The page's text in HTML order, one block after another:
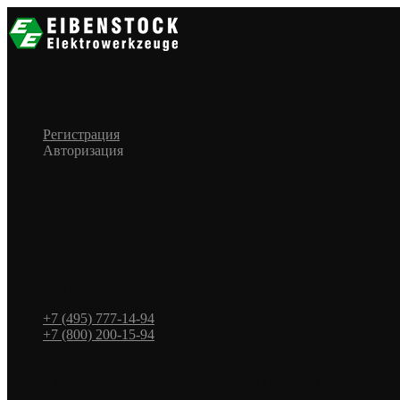
Регистрация
Авторизация
+7 (495) 777-14-94
+7 (800) 200-15-94